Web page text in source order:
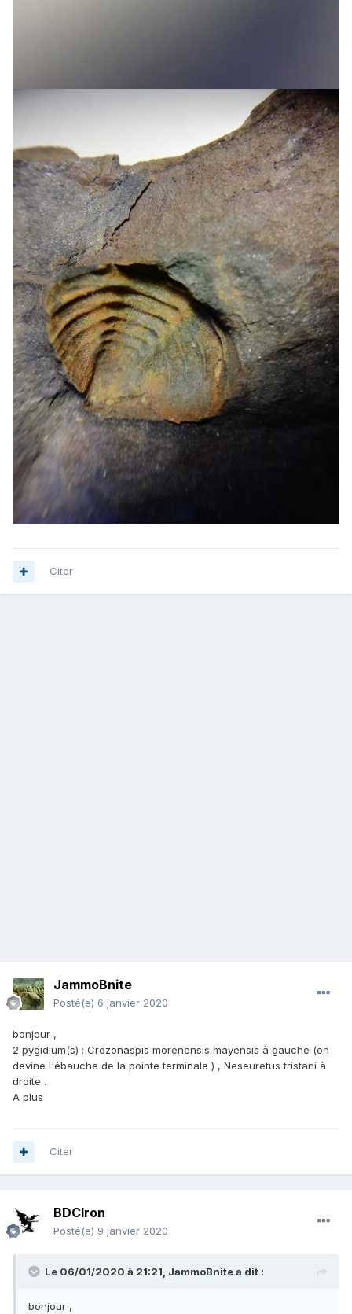
Citer
JammoBnite
Posté(e) 6 janvier 2020
bonjour ,
2 pygidium(s) : Crozonaspis morenensis mayensis à gauche (on
devine l'ébauche de la pointe terminale ) , Neseuretus tristani à
droite .
A plus
Citer
BDCIron
Posté(e) 9 janvier 2020
Le 06/01/2020 à 21:21, JammoBnitea dit :
bonjour ,